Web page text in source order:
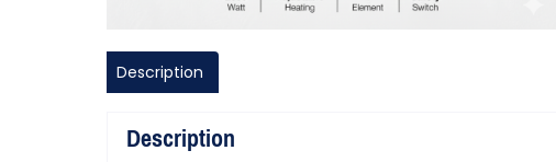
Description
Description